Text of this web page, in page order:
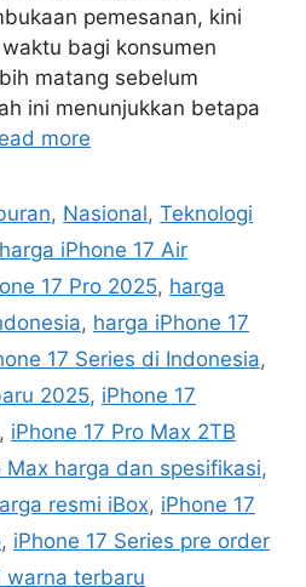
pemesanan, kini
bagi konsumen
matang sebelum
ini menunjukkan betapa
more
, Nasional,Teknologi
harga iPhone 17 Air
17 Pro 2025, harga
, harga iPhone 17
17 Series di Indonesia,
2025, iPhone 17
, iPhone 17 Pro Max 2TB
Max harga dan spesifikasi,
resmi iBox, iPhone 17
, iPhone 17 Series pre order
warna terbaru